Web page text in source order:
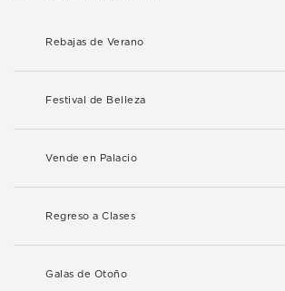
Rebajas de Verano
Festival de Belleza
Vende en Palacio
Regreso a Clases
Galas de Otoño